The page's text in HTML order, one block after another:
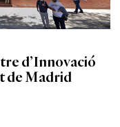
d’Innovació
de Madrid